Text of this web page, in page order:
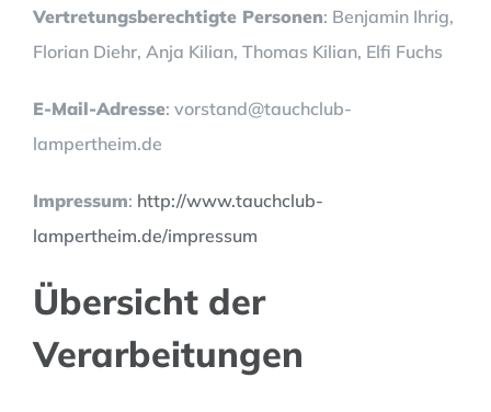
Vertretungsberechtigte Personen: Benjamin Ihrig,
Florian Diehr, Anja Kilian, Thomas Kilian, Elfi Fuchs
E-Mail-Adresse: vorstand@tauchclub-
lampertheim.de
Impressum: http://www.tauchclub-
lampertheim.de/impressum
Übersicht der
Verarbeitungen